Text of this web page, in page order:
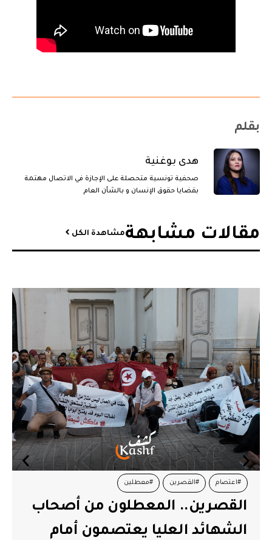
بقلم
هدى بوغنية
صحفية تونسية متحصلة على الإجازة في الاتصال مهتمة
بقضايا حقوق الإنسان و بالشأن العام
مقالات مشابهة​مشاهدة الكل
#اعتصام #القصرين #معطلين
القصرين.. المعطلون من أصحاب
الشهائد العليا يعتصمون أمام